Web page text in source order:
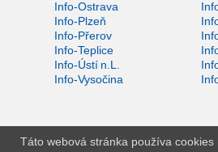
Info-Ostrava
Info-Plzeň
Info-Přerov
Info-Teplice
Info-Ústí n.L.
Info-Vysočina
Táto webová stránka používa cookies